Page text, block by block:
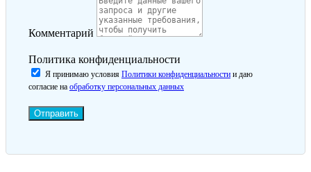
Комментарий
Политика конфиденциальности
Я принимаю условия Политики конфиденциальности и даю
согласие на обработку персональных данных
Отправить